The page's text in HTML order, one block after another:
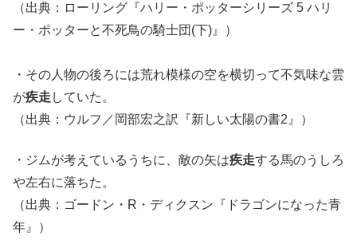
（出典：ローリング『ハリー・ポッターシリーズ 5 ハリ
ー・ポッターと不死鳥の騎士団(下)』）
・その人物の後ろには荒れ模様の空を横切って不気味な雲
が疾走 していた。
（出典：ウルフ／岡部宏之訳『新しい太陽の書2』）
・ジムが考えているうちに、敵の矢は疾走する馬のうしろ
や左右に落ちた。
（出典：ゴードン・R・ディクスン『ドラゴンになった青
年』）